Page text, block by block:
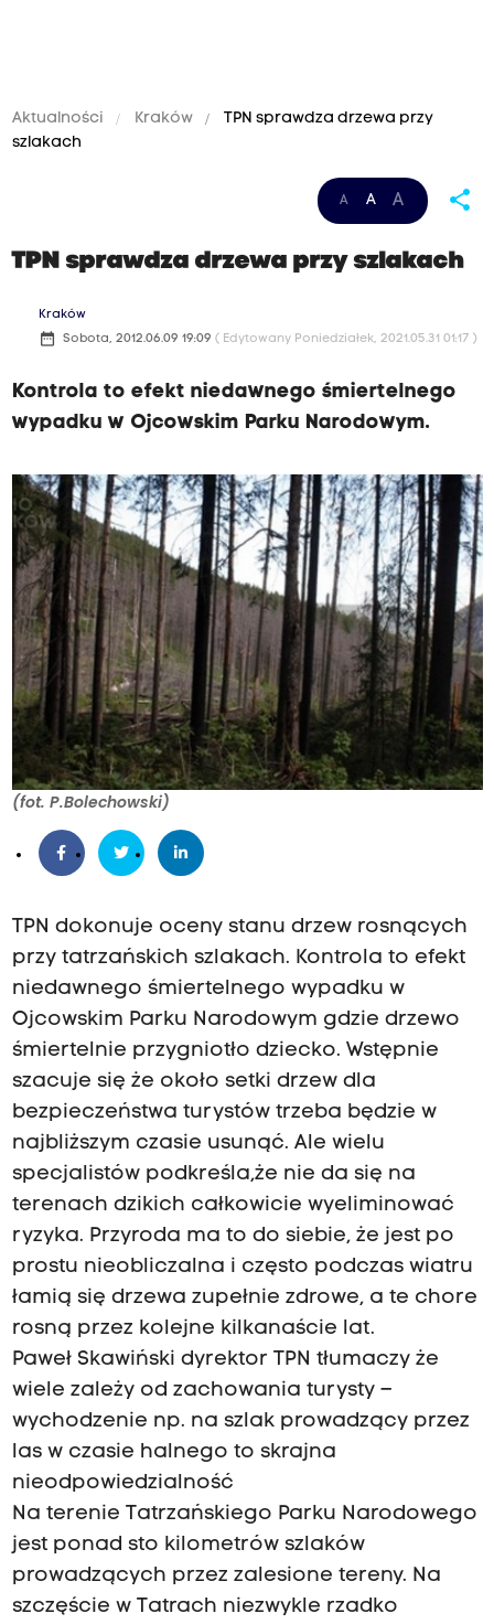
Aktualności Kraków
TPN sprawdza drzewa przy
szlakach
A A A share
TPN sprawdza drzewa przy szlakach
Kraków
date_range Sobota, 2012.06.09 19:09 ( Edytowany Poniedziałek, 2021.05.31 01:17 )
Kontrola to efekt niedawnego śmiertelnego
wypadku w Ojcowskim Parku Narodowym.
(fot. P.Bolechowski)
TPN dokonuje oceny stanu drzew rosnących
przy tatrzańskich szlakach. Kontrola to efekt
niedawnego śmiertelnego wypadku w
Ojcowskim Parku Narodowym gdzie drzewo
śmiertelnie przygniotło dziecko. Wstępnie
szacuje się że około setki drzew dla
bezpieczeństwa turystów trzeba będzie w
najbliższym czasie usunąć. Ale wielu
specjalistów podkreśla,że nie da się na
terenach dzikich całkowicie wyeliminować
ryzyka. Przyroda ma to do siebie, że jest po
prostu nieobliczalna i często podczas wiatru
łamią się drzewa zupełnie zdrowe, a te chore
rosną przez kolejne kilkanaście lat.
Paweł Skawiński dyrektor TPN tłumaczy że
wiele zależy od zachowania turysty –
wychodzenie np. na szlak prowadzący przez
las w czasie halnego to skrajna
nieodpowiedzialność
Na terenie Tatrzańskiego Parku Narodowego
jest ponad sto kilometrów szlaków
prowadzących przez zalesione tereny. Na
szczęście w Tatrach niezwykle rzadko